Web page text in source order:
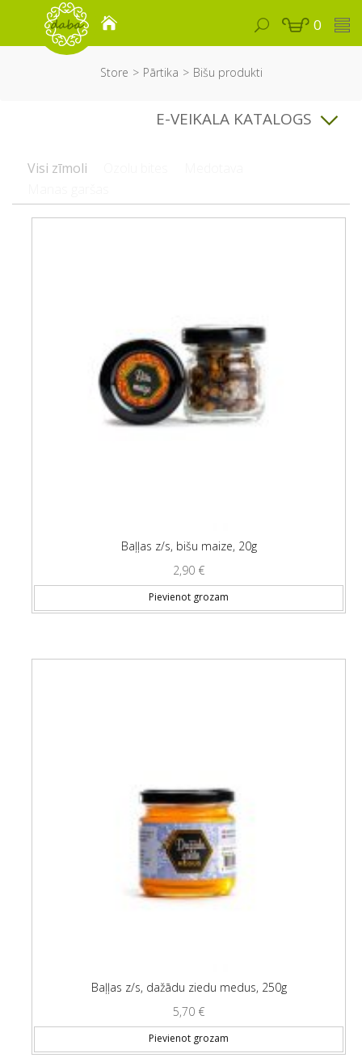
0
Store Pārtika Bišu produkti
E-VEIKALA KATALOGS
Visi zīmoli
Baļļas z/s, bišu maize, 20g
2,90 €
Pievienot grozam
Baļļas z/s, dažādu ziedu medus, 250g
5,70 €
Pievienot grozam